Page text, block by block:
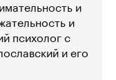
и
и
психолог с
и его